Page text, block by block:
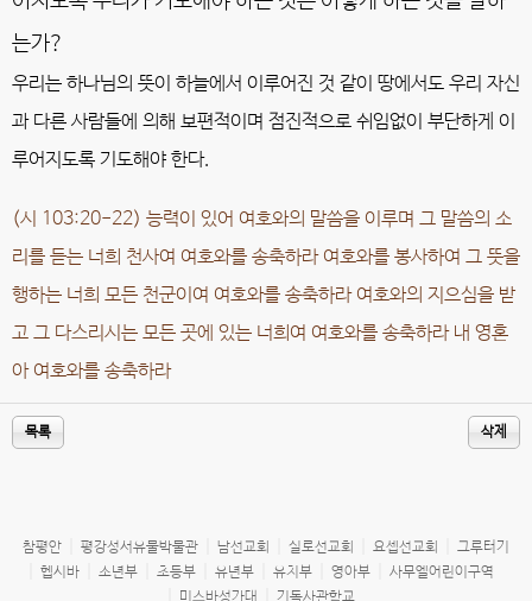
는가?
우리는 하나님의 뜻이 하늘에서 이루어진 것 같이 땅에서도 우리 자신
과 다른 사람들에 의해 보편적이며 점진적으로 쉬임없이 부단하게 이
루어지도록 기도해야 한다.
(시 103:20-22) 능력이 있어 여호와의 말씀을 이루며 그 말씀의 소
리를 듣는 너희 천사여 여호와를 송축하라 여호와를 봉사하여 그 뜻을
행하는 너희 모든 천군이여 여호와를 송축하라 여호와의 지으심을 받
고 그 다스리시는 모든 곳에 있는 너희여 여호와를 송축하라 내 영혼
아 여호와를 송축하라
목록 삭제
참평안 평강성서유물박물관 남선교회 실로선교회 요셉선교회
그루터기
헵시바
소년부 초등부 유년부 유치부 영아부
사무엘어린이구역
미스바성가대
기독사관학교